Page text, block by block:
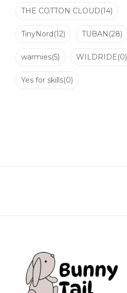
THE COTTON CLOUD(14)
TinyNord(12) TUBAN (28)
warmies(5) WILDRIDE(0)
Yes for skills(0)